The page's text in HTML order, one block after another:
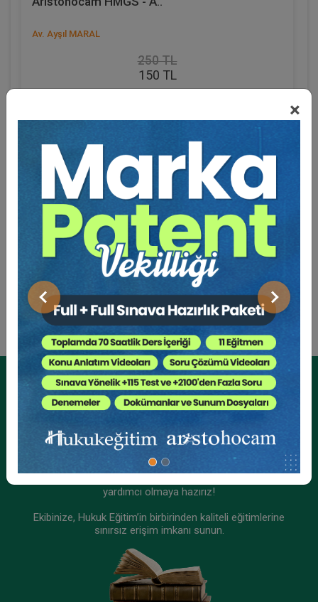
×
Önceki Sonraki
Av. Ayşıl MARAL
250 TL
150 TL
Eğitmen Hakkında
Sosyal Medya
Kurumsal Üyelikler İçin
Kurumsal Teklif Alın
yardımcı olmaya hazırız!
Ekibinize, Hukuk Eğitim’in birbirinden kaliteli eğitimlerine
sınırsız erişim imkanı sunun.